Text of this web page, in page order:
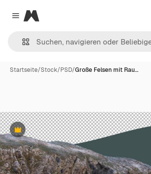
Close menu
Magnific
Startseite/Stock/PSD/Große Felsen mit Rau…
Premium